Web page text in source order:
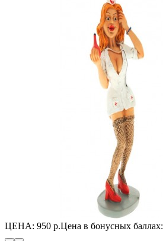
ЦЕНА: 950 р.Цена в бонусных баллах: